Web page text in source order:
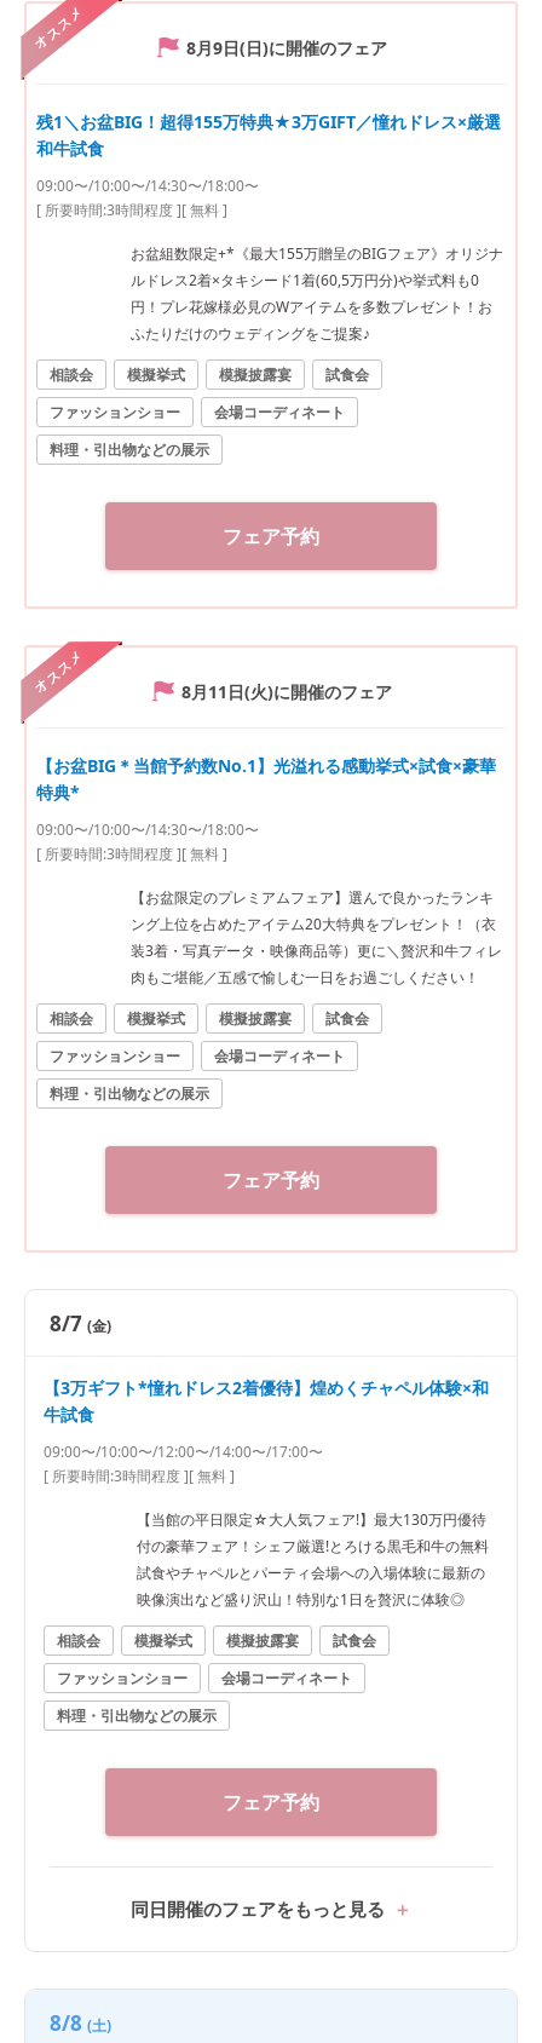
オススメ 8月9日(日)に開催のフェア
残1＼お盆BIG！超得155万特典★3万GIFT／憧れドレス×厳選
和牛試食
09:00〜/10:00〜/14:30〜/18:00〜
[ 所要時間:3時間程度][ 無料 ]
お盆組数限定+*《最大155万贈呈のBIGフェア》オリジナ
ルドレス2着×タキシード1着(60,5万円分)や挙式料も0
円！プレ花嫁様必見のWアイテムを多数プレゼント！お
ふたりだけのウェディングをご提案♪
相談会
模擬挙式 模擬披露宴
試食会
ファッションショー
会場コーディネート
料理・引出物などの展示
フェア予約
オススメ 8月11日(火)に開催のフェア
【お盆BIG＊当館予約数No.1】光溢れる感動挙式×試食×豪華
特典*
09:00〜/10:00〜/14:30〜/18:00〜
[ 所要時間:3時間程度][ 無料 ]
【お盆限定のプレミアムフェア】選んで良かったランキ
ング上位を占めたアイテム20大特典をプレゼント！（衣
装3着・写真データ・映像商品等）更に＼贅沢和牛フィレ
肉もご堪能／五感で愉しむ一日をお過ごしください！
相談会
模擬挙式 模擬披露宴
試食会
ファッションショー
会場コーディネート
料理・引出物などの展示
フェア予約
8/7 (金)
【3万ギフト*憧れドレス2着優待】煌めくチャペル体験×和
牛試食
09:00〜/10:00〜/12:00〜/14:00〜/17:00〜
[ 所要時間:3時間程度][ 無料 ]
【当館の平日限定☆大人気フェア!】最大130万円優待
付の豪華フェア！シェフ厳選!とろける黒毛和牛の無料
試食やチャペルとパーティ会場への入場体験に最新の
映像演出など盛り沢山！特別な1日を贅沢に体験◎
相談会
模擬挙式 模擬披露宴
試食会
ファッションショー
会場コーディネート
料理・引出物などの展示
フェア予約
同日開催のフェアをもっと見る
8/8 (土)